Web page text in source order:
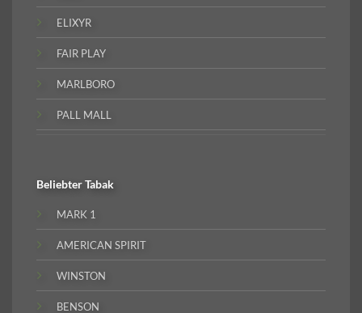
ELIXYR
FAIR PLAY
MARLBORO
PALL MALL
BeliebterTabak
MARK 1
AMERICAN SPIRIT
WINSTON
BENSON